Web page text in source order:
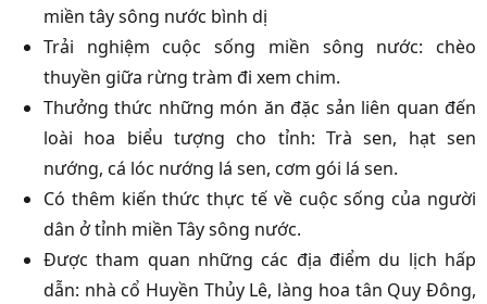
miền tây sông nước bình dị
Trải nghiệm cuộc sống miền sông nước: chèo
thuyền giữa rừng tràm đi xem chim.
Thưởng thức những món ăn đặc sản liên quan đến
loài hoa biểu tượng cho tỉnh: Trà sen, hạt sen
nướng, cá lóc nướng lá sen, cơm gói lá sen.
Có thêm kiến thức thực tế về cuộc sống của người
dân ở tỉnh miền Tây sông nước.
Được tham quan những các địa điểm du lịch hấp
dẫn: nhà cổ Huyền Thủy Lê, làng hoa tân Quy Đông,